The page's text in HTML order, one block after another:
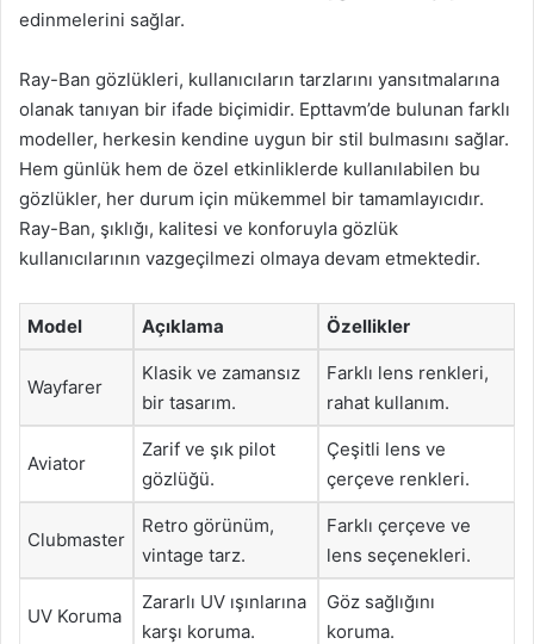
edinmelerini sağlar.
Ray-Ban gözlükleri, kullanıcıların tarzlarını yansıtmalarına
olanak tanıyan bir ifade biçimidir. Epttavm’de bulunan farklı
modeller, herkesin kendine uygun bir stil bulmasını sağlar.
Hem günlük hem de özel etkinliklerde kullanılabilen bu
gözlükler, her durum için mükemmel bir tamamlayıcıdır.
Ray-Ban, şıklığı, kalitesi ve konforuyla gözlük
kullanıcılarının vazgeçilmezi olmaya devam etmektedir.
Model Açıklama Özellikler
Wayfarer
Klasik ve zamansız
bir tasarım.
Farklı lens renkleri,
rahat kullanım.
Aviator
Zarif ve şık pilot
gözlüğü.
Çeşitli lens ve
çerçeve renkleri.
Clubmaster
Retro görünüm,
vintage tarz.
Farklı çerçeve ve
lens seçenekleri.
UV Koruma
Zararlı UV ışınlarına
karşı koruma.
Göz sağlığını
koruma.